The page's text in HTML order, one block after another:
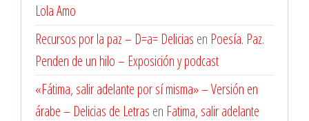
Lola Amo
Recursos por la paz – D=a= Delicias en Poesía. Paz.
Penden de un hilo – Exposición y podcast
«Fátima, salir adelante por sí misma» – Versión en
árabe – Delicias de Letras en Fatima, salir adelante